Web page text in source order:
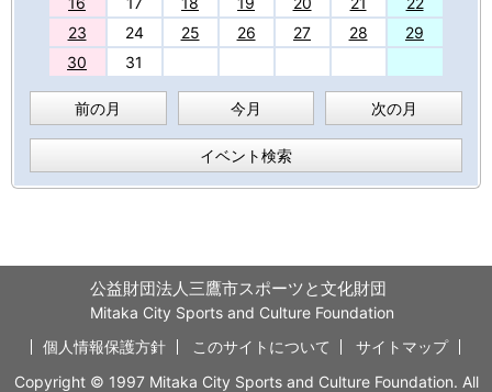
23
24 25 26 27 28
29
30
31
前の月 今月 次の月
イベント検索
公益財団法人三鷹市スポーツと文化財団
Mitaka City Sports and Culture Foundation
個人情報保護方針
このサイトについて
サイトマップ
Copyright © 1997 Mitaka City Sports and Culture Foundation. All